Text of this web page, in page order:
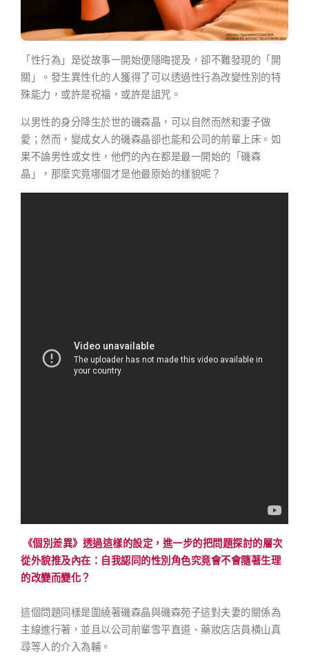
「性行為」是從故事一開始便隱晦提及，卻不難發現的「開
關」。發生異性化的人獲得了可以透過性行為改變性別的特
殊能力，或許是祝福，或許是詛咒。
以男性的身分降生於世的磯森晶，可以自然而然和妻子做
愛；然而，變成女人的磯森晶卻也能和公司的前輩上床。如
果不論男性或女性，他們的內在都是最一開始的「磯森
晶」，那麼究竟哪個才是他最原始的樣貌呢？
《個別差異》透過這樣的設定，進一步的把問題探討的層次
從外貌推及內在：自我認同的性別角色究竟會不會隨著生理
的改變而變化？
這個問題同樣是圍繞著磯森晶與磯森苑子這對夫妻的關係為
主線進行著，並且以公司前輩雪平直道、藥妝店店員横山真
尋等人的介入為輔。